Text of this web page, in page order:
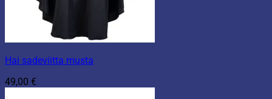
Hai sadeviitta musta
49,00 €